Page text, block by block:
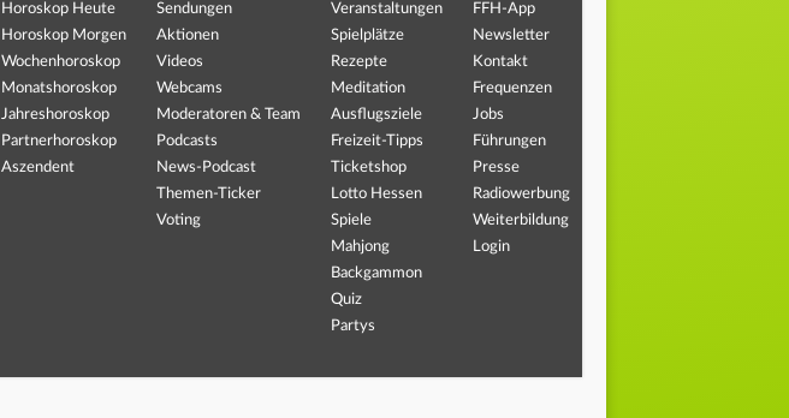
Horoskop Heute
Horoskop Morgen
Wochenhoroskop
Monatshoroskop
Jahreshoroskop
Partnerhoroskop
Aszendent
Sendungen
Aktionen
Videos
Webcams
Moderatoren & Team
Podcasts
News-Podcast
Themen-Ticker
Voting
Veranstaltungen
Spielplätze
Rezepte
Meditation
Ausflugsziele
Freizeit-Tipps
Ticketshop
Lotto Hessen
Spiele
Mahjong
Backgammon
Quiz
Partys
FFH-App
Newsletter
Kontakt
Frequenzen
Jobs
Führungen
Presse
Radiowerbung
Weiterbildung
Login